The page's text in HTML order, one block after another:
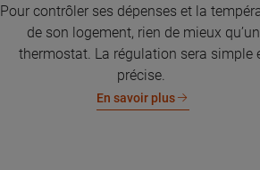
Pour contrôler ses dépenses et la
de son logement, rien de mieux qu’un
thermostat. La régulation sera simple
précise.
En savoir plus